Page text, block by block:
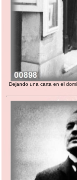
Dejando una carta en el